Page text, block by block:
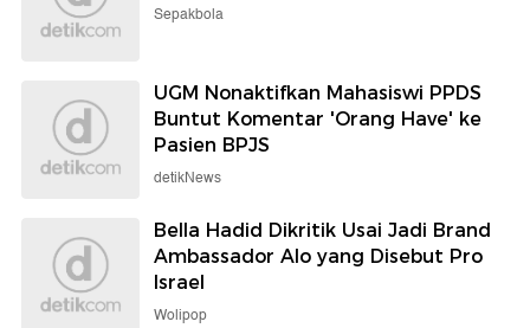
Sepakbola
UGM Nonaktifkan Mahasiswi PPDS
Buntut Komentar 'Orang Have' ke
Pasien BPJS
detikNews
Bella Hadid Dikritik Usai Jadi Brand
Ambassador Alo yang Disebut Pro
Israel
Wolipop